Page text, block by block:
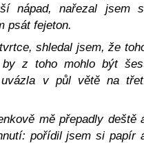
nápad, nařezal jsem
psát fejeton.
shledal jsem, že
z toho mohlo být
v půl větě na
mě přepadly deště
pořídil jsem si papír